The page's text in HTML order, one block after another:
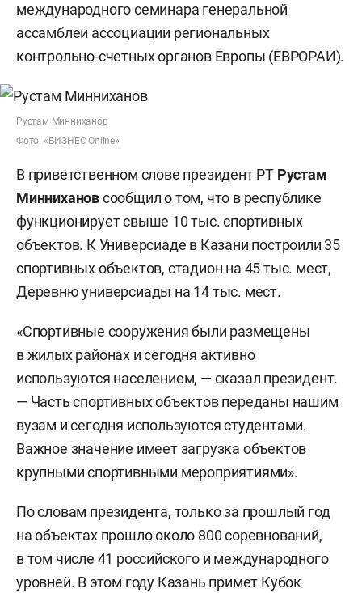
международного семинара генеральной
ассамблеи ассоциации региональных
контрольно-счетных органов Европы (ЕВРОРАИ).
Рустам Минниханов
Фото: «БИЗНЕС Online»
В приветственном слове президент РТ Рустам
Миннихановсообщил о том, что в республике
функционирует свыше 10 тыс. спортивных
объектов. К Универсиаде в Казани построили 35
спортивных объектов, стадион на 45 тыс. мест,
Деревню универсиады на 14 тыс. мест.
«Спортивные сооружения были размещены
в жилых районах и сегодня активно
используются населением, — сказал президент.
— Часть спортивных объектов переданы нашим
вузам и сегодня используются студентами.
Важное значение имеет загрузка объектов
крупными спортивными мероприятиями».
По словам президента, только за прошлый год
на объектах прошло около 800 соревнований,
в том числе 41 российского и международного
уровней. В этом году Казань примет Кубок